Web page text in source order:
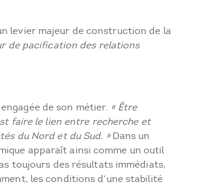
levier majeur de construction de la
de pacification des relations
de son métier. « Être
faire le lien entre recherche et
du Nord et du Sud. »Dans un
apparaît ainsi comme un outil
toujours des résultats immédiats,
les conditions d’une stabilité